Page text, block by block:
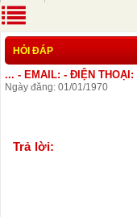
HỎI ĐÁP
... - EMAIL: - ĐIỆN THOẠI:
Ngày đăng: 01/01/1970
Trả lời: